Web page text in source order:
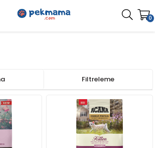
0
Filtreleme